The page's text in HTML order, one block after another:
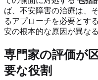
ば、不安障害の治療は、
るアプローチを必要とす
安の根本的な原因が異な
専門家の評価が
要な役割